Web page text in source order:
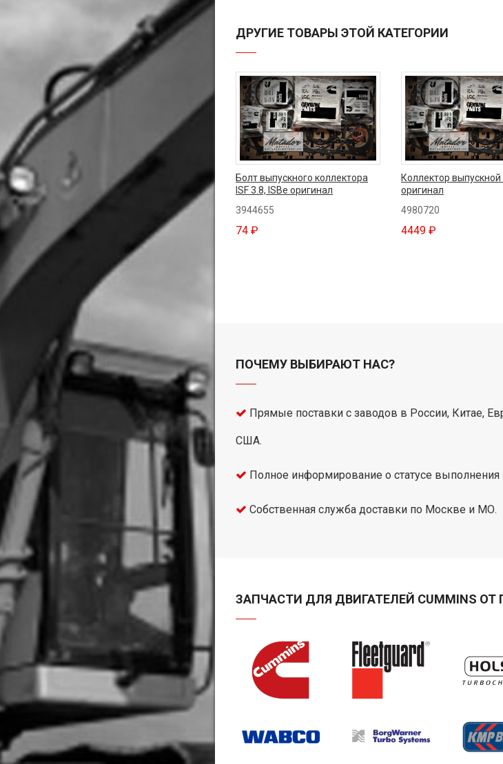
ДРУГИЕ ТОВАРЫ ЭТОЙ КАТЕГОРИИ
Болт выпускного коллектора
ISF 3.8, ISBe оригинал
3944655
74 ₽
Коллектор выпускной
оригинал
4980720
4449 ₽
ПОЧЕМУ ВЫБИРАЮТ НАС?
Прямые поставки с заводов в России, Китае,
США.
Полное информирование о статусе выполнения
Собственная служба доставки по Москве и МО.
ЗАПЧАСТИ ДЛЯ ДВИГАТЕЛЕЙ CUMMINS